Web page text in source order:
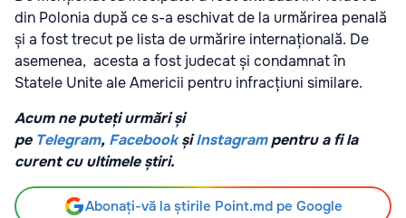
din Polonia după ce s-a eschivat de la urmărirea penală
și a fost trecut pe lista de urmărire internațională. De
asemenea, acesta a fost judecat și condamnat în
Statele Unite ale Americii pentru infracțiuni similare.
Acum ne puteți urmări și
pe Telegram, FacebookșiInstagrampentru a fi la
curent cu ultimele știri.
Abonați-vă la știrile Point.md pe Google